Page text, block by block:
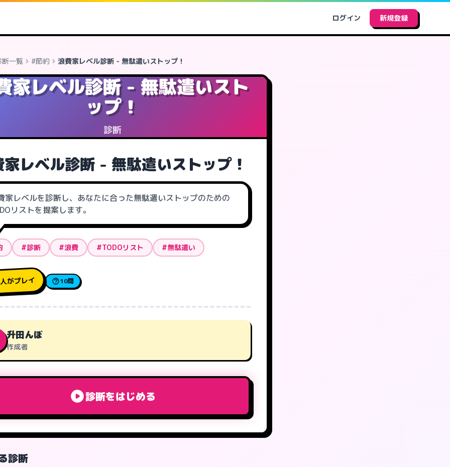
ログイン 新規登録
断一覧 #節約 浪費家レベル診断 - 無駄遣いストップ！
家レベル診断 - 無駄遣いスト
ップ！
診断
レベル診断 - 無駄遣いストップ！
家レベルを診断し、あなたに合った無駄遣いストップのための
リストを提案します。
#診断 #浪費 #TODOリスト #無駄遣い
人がプレイ 10問
升田んぼ
作成者
診断をはじめる
診断